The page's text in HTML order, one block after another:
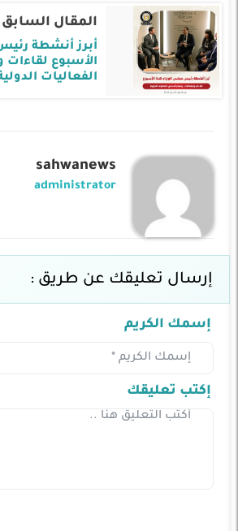
المقال السابق
أبرز أنشطة
الأسبوع
الفعاليات
sahwanews
administrator
إرسال تعليقك عن طريق :
إسمك الكريم
إكتب تعليقك